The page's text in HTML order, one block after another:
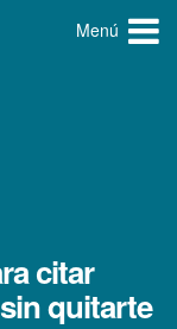
Menú
citar
quitarte